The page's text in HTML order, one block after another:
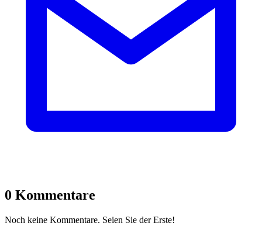
0 Kommentare
Noch keine Kommentare. Seien Sie der Erste!